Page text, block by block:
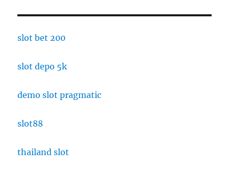
slot bet 200
slot depo 5k
demo slot pragmatic
slot88
thailand slot